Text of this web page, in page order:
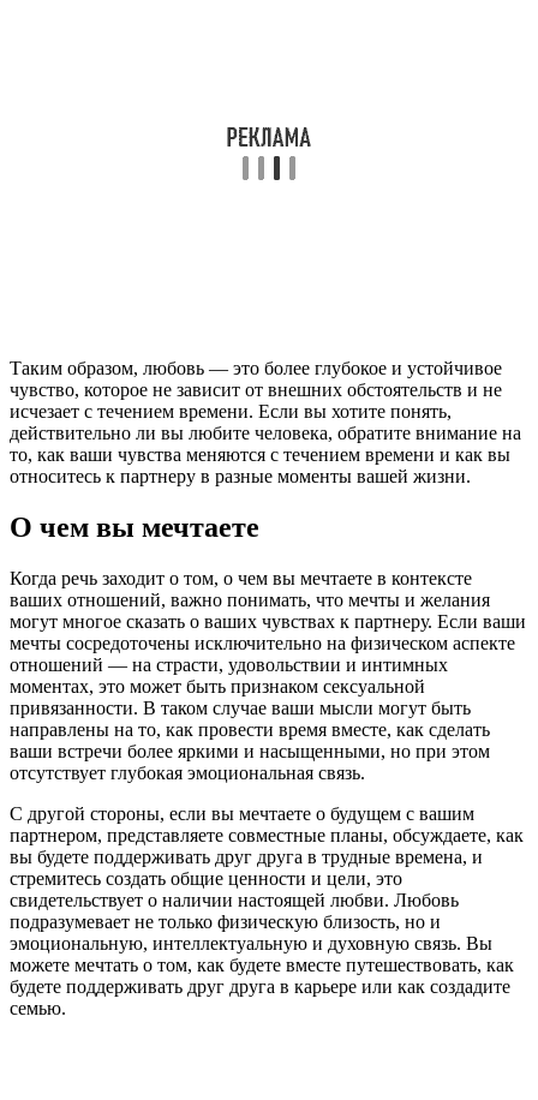
Таким образом, любовь — это более глубокое и устойчивое
чувство, которое не зависит от внешних обстоятельств и не
исчезает с течением времени. Если вы хотите понять,
действительно ли вы любите человека, обратите внимание на
то, как ваши чувства меняются с течением времени и как вы
относитесь к партнеру в разные моменты вашей жизни.
О чем вы мечтаете
Когда речь заходит о том, о чем вы мечтаете в контексте
ваших отношений, важно понимать, что мечты и желания
могут многое сказать о ваших чувствах к партнеру. Если ваши
мечты сосредоточены исключительно на физическом аспекте
отношений — на страсти, удовольствии и интимных
моментах, это может быть признаком сексуальной
привязанности. В таком случае ваши мысли могут быть
направлены на то, как провести время вместе, как сделать
ваши встречи более яркими и насыщенными, но при этом
отсутствует глубокая эмоциональная связь.
С другой стороны, если вы мечтаете о будущем с вашим
партнером, представляете совместные планы, обсуждаете, как
вы будете поддерживать друг друга в трудные времена, и
стремитесь создать общие ценности и цели, это
свидетельствует о наличии настоящей любви. Любовь
подразумевает не только физическую близость, но и
эмоциональную, интеллектуальную и духовную связь. Вы
можете мечтать о том, как будете вместе путешествовать, как
будете поддерживать друг друга в карьере или как создадите
семью.